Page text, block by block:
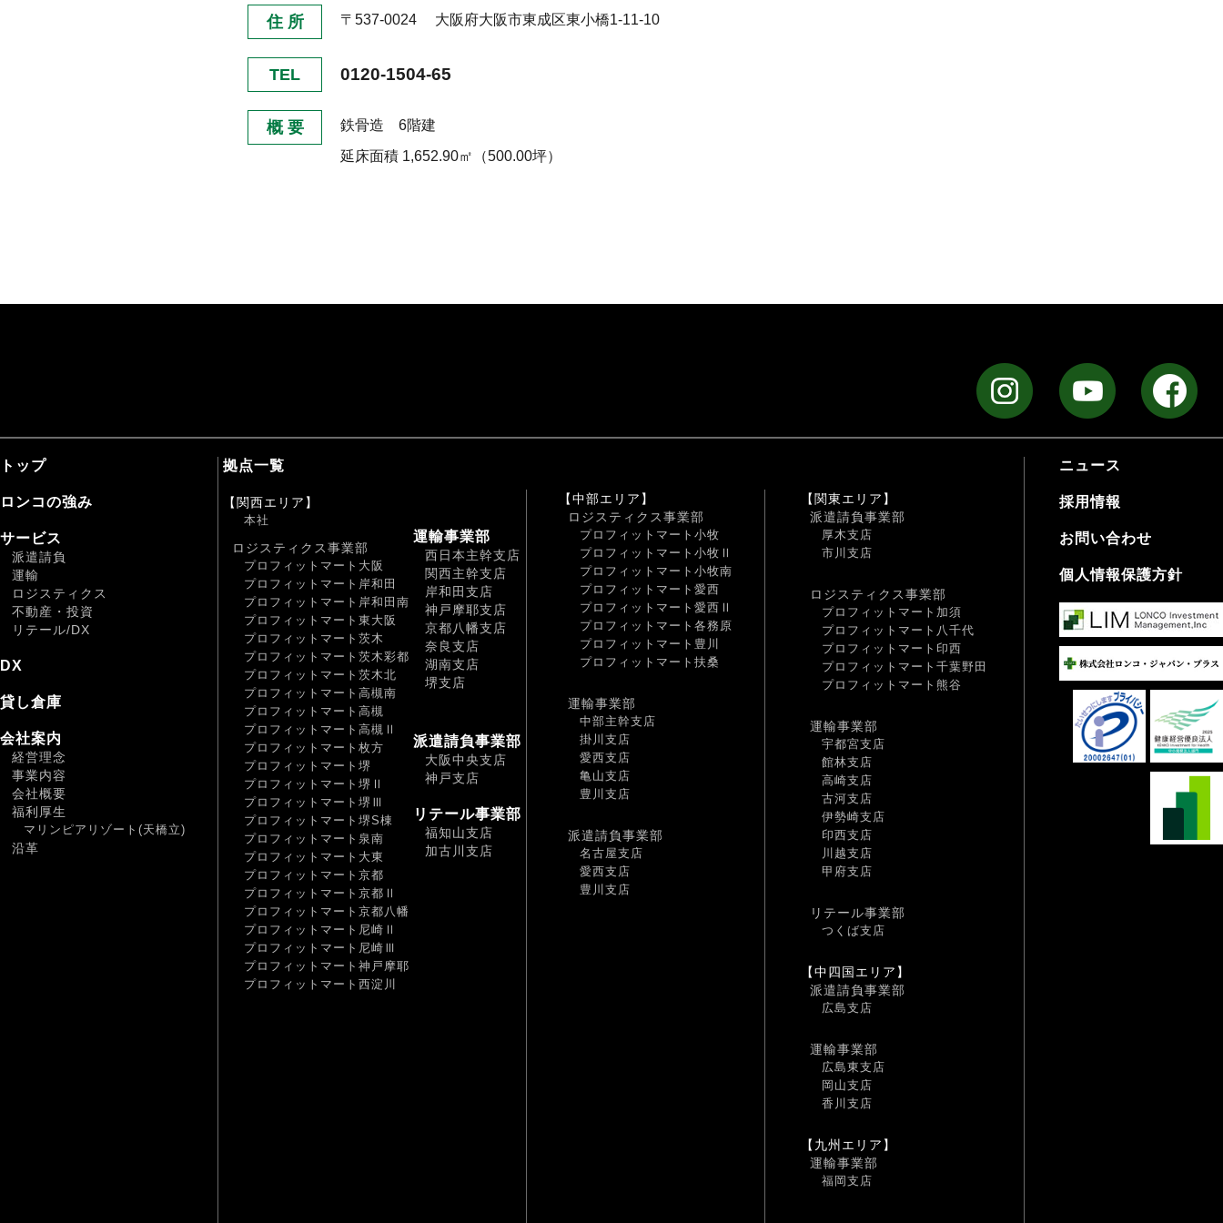
住 所 〒537-0024 大阪府大阪市東成区東小橋1-11-10
TEL 0120-1504-65
概 要
鉄骨造 6階建
延床面積 1,652.90㎡（500.00坪）
トップ
ロンコの強み
サービス
派遣請負
運輸
ロジスティクス
不動産・投資
リテール/DX
DX
貸し倉庫
会社案内
経営理念
事業内容
会社概要
福利厚生
マリンピアリゾート(天橋立)
沿革
拠点一覧
【関西エリア】
本社
ロジスティクス事業部
プロフィットマート大阪
プロフィットマート岸和田
プロフィットマート岸和田南
プロフィットマート東大阪
プロフィットマート茨木
プロフィットマート茨木彩都
プロフィットマート茨木北
プロフィットマート高槻南
プロフィットマート高槻
プロフィットマート高槻Ⅱ
プロフィットマート枚方
プロフィットマート堺
プロフィットマート堺Ⅱ
プロフィットマート堺Ⅲ
プロフィットマート堺S棟
プロフィットマート泉南
プロフィットマート大東
プロフィットマート京都
プロフィットマート京都Ⅱ
プロフィットマート京都八幡
プロフィットマート尼崎Ⅱ
プロフィットマート尼崎Ⅲ
プロフィットマート神戸摩耶
プロフィットマート西淀川
運輸事業部
西日本主幹支店
関西主幹支店
岸和田支店
神戸摩耶支店
京都八幡支店
奈良支店
湖南支店
堺支店
派遣請負事業部
大阪中央支店
神戸支店
リテール事業部
福知山支店
加古川支店
【中部エリア】
ロジスティクス事業部
プロフィットマート小牧
プロフィットマート小牧Ⅱ
プロフィットマート小牧南
プロフィットマート愛西
プロフィットマート愛西Ⅱ
プロフィットマート各務原
プロフィットマート豊川
プロフィットマート扶桑
運輸事業部
中部主幹支店
掛川支店
愛西支店
亀山支店
豊川支店
派遣請負事業部
名古屋支店
愛西支店
豊川支店
【関東エリア】
派遣請負事業部
厚木支店
市川支店
ロジスティクス事業部
プロフィットマート加須
プロフィットマート八千代
プロフィットマート印西
プロフィットマート千葉野田
プロフィットマート熊谷
運輸事業部
宇都宮支店
館林支店
高崎支店
古河支店
伊勢崎支店
印西支店
川越支店
甲府支店
リテール事業部
つくば支店
【中四国エリア】
派遣請負事業部
広島支店
運輸事業部
広島東支店
岡山支店
香川支店
【九州エリア】
運輸事業部
福岡支店
ニュース
採用情報
お問い合わせ
個人情報保護方針